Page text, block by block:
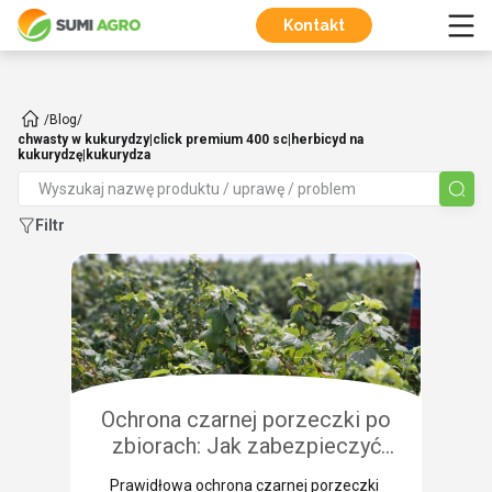
Kontakt
/Blog/
chwasty w kukurydzy|click premium 400 sc|herbicyd na
kukurydzę|kukurydza
Filtr
Ochrona czarnej porzeczki po
zbiorach: Jak zabezpieczyć
plantację przed chorobami i
Prawidłowa ochrona czarnej porzeczki